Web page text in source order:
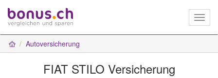
Autoversicherung
FIAT STILO Versicherung